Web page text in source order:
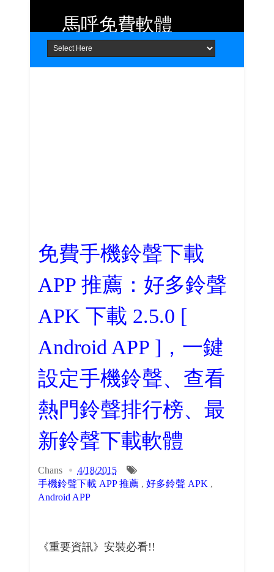
Home About Contact
馬呼免費軟體
提供 Android、iOS 好用的手機應用
程式及 Windows 免費軟體
免費手機鈴聲下載
APP 推薦：好多鈴聲
APK 下載 2.5.0 [
Android APP ]，一鍵
設定手機鈴聲、查看
熱門鈴聲排行榜、最
新鈴聲下載軟體
Chans
4/18/2015
手機鈴聲下載 APP 推薦, 好多鈴聲 APK ,
Android APP
《重要資訊》安裝必看!!